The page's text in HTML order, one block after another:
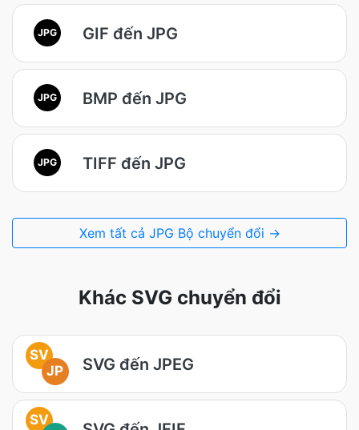
JPG GIF đến JPG
JPG BMP đến JPG
JPG TIFF đến JPG
Xem tất cả JPG Bộ chuyển đổi →
Khác SVG chuyển đổi
SV
JP
SVG đến JPEG
SV